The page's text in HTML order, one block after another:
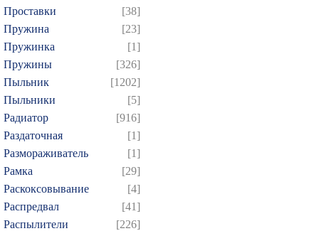
Проставки
[38]
Пружина
[23]
Пружинка
[1]
Пружины
[326]
Пыльник
[1202]
Пыльники
[5]
Радиатор
[916]
Раздаточная
[1]
Размораживатель
[1]
Рамка
[29]
Раскоксовывание
[4]
Распредвал
[41]
Распылители
[226]